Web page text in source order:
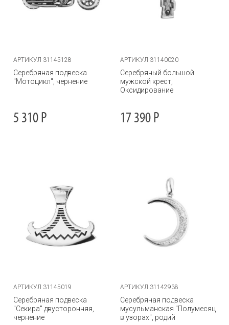
АРТИКУЛ 31145128
Серебряная подвеска
"Мотоцикл", чернение
5 310 Р
АРТИКУЛ 31140020
Серебряный большой
мужской крест,
Оксидирование
17 390 Р
АРТИКУЛ 31145019
Серебряная подвеска
"Секира" двусторонняя,
чернение
АРТИКУЛ 31142938
Серебряная подвеска
мусульманская "Полумесяц
в узорах", родий